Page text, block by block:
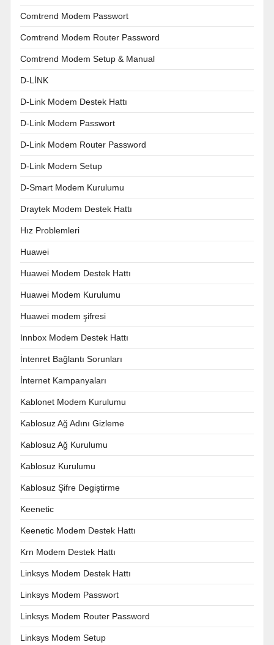
Comtrend Modem Passwort
Comtrend Modem Router Password
Comtrend Modem Setup & Manual
D-LİNK
D-Link Modem Destek Hattı
D-Link Modem Passwort
D-Link Modem Router Password
D-Link Modem Setup
D-Smart Modem Kurulumu
Draytek Modem Destek Hattı
Hız Problemleri
Huawei
Huawei Modem Destek Hattı
Huawei Modem Kurulumu
Huawei modem şifresi
Innbox Modem Destek Hattı
İntenret Bağlantı Sorunları
İnternet Kampanyaları
Kablonet Modem Kurulumu
Kablosuz Ağ Adını Gizleme
Kablosuz Ağ Kurulumu
Kablosuz Kurulumu
Kablosuz Şifre Degiştirme
Keenetic
Keenetic Modem Destek Hattı
Krn Modem Destek Hattı
Linksys Modem Destek Hattı
Linksys Modem Passwort
Linksys Modem Router Password
Linksys Modem Setup